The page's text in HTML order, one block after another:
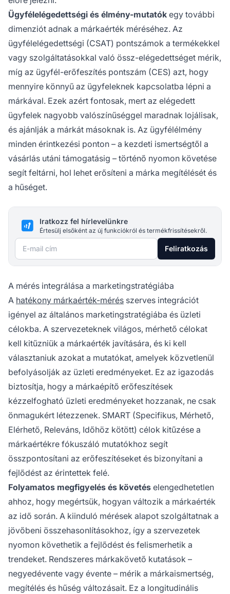
Ügyfélelégedettségi és élmény-mutatók egy további
dimenziót adnak a márkaérték méréséhez. Az
ügyfélelégedettségi (CSAT) pontszámok a termékekkel
vagy szolgáltatásokkal való össz-elégedettséget mérik,
míg az ügyfél-erőfeszítés pontszám (CES) azt, hogy
mennyire könnyű az ügyfeleknek kapcsolatba lépni a
márkával. Ezek azért fontosak, mert az elégedett
ügyfelek nagyobb valószínűséggel maradnak lojálisak,
és ajánlják a márkát másoknak is. Az ügyfélélmény
minden érintkezési ponton – a kezdeti ismertségtől a
vásárlás utáni támogatásig – történő nyomon követése
segít feltárni, hol lehet erősíteni a márka megítélését és
a hűséget.
Iratkozz fel hírlevelünkre
Értesülj elsőként az új funkciókról és termékfrissítésekről.
E-mail cím Feliratkozás
A mérés integrálása a marketingstratégiába
A hatékony márkaérték-mérés szerves integrációt
igényel az általános marketingstratégiába és üzleti
célokba. A szervezeteknek világos, mérhető célokat
kell kitűzniük a márkaérték javítására, és ki kell
választaniuk azokat a mutatókat, amelyek közvetlenül
befolyásolják az üzleti eredményeket. Ez az igazodás
biztosítja, hogy a márkaépítő erőfeszítések
kézzelfogható üzleti eredményeket hozzanak, ne csak
önmagukért létezzenek. SMART (Specifikus, Mérhető,
Elérhető, Releváns, Időhöz kötött) célok kitűzése a
márkaértékre fókuszáló mutatókhoz segít
összpontosítani az erőfeszítéseket és bizonyítani a
fejlődést az érintettek felé.
Folyamatos megfigyelés és követés elengedhetetlen
ahhoz, hogy megértsük, hogyan változik a márkaérték
az idő során. A kiinduló mérések alapot szolgáltatnak a
jövőbeni összehasonlításokhoz, így a szervezetek
nyomon követhetik a fejlődést és felismerhetik a
trendeket. Rendszeres márkakövető kutatások –
negyedévente vagy évente – mérik a márkaismertség,
megítélés és hűség változásait. Ez a longitudinális